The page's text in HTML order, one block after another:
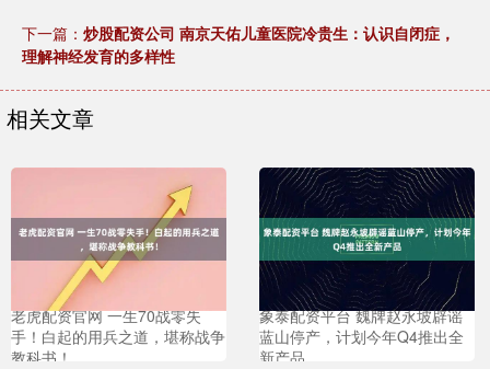
下一篇： 炒股配资公司 南京天佑儿童医院冷贵生：认识自闭症，
理解神经发育的多样性
相关文章
老虎配资官网 一生70战零失
手！白起的用兵之道，堪称战争
教科书！
象泰配资平台 魏牌赵永坡辟谣
蓝山停产，计划今年Q4推出全
新产品